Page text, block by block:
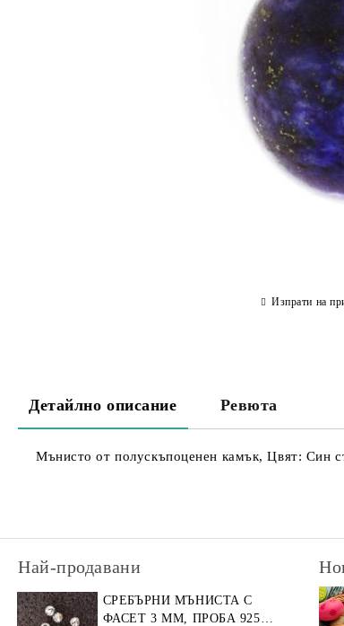
Изпрати на
Детайлно описание Ревюта
Мънисто от полускъпоценен камък, Цвят: Син
Най-продавани
СРЕБЪРНИ МЪНИСТА С
ФАСЕТ 3 ММ, ПРОБА 925